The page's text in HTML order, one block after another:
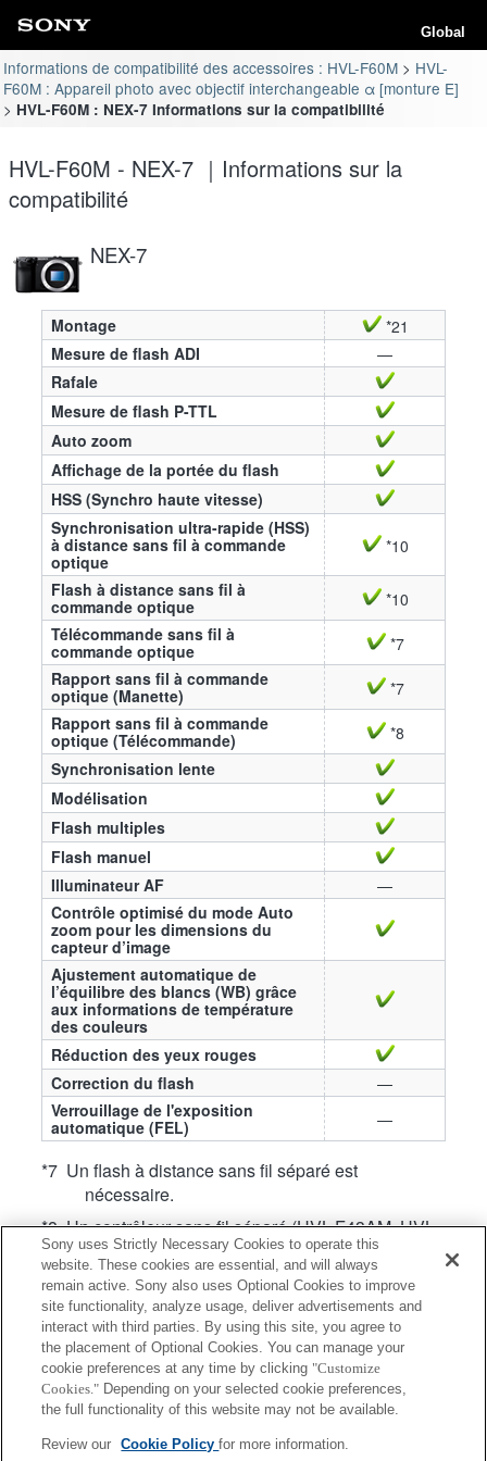
Global
Informations de compatibilité des accessoires : HVL-F60M
HVL-
F60M : Appareil photo avec objectif interchangeable α [monture E]
HVL-F60M : NEX-7 Informations sur la compatibilité
HVL-F60M - NEX-7 ｜Informations sur la
compatibilité
NEX-7
Montage
*21
Mesure de flash ADI
—
Rafale
Mesure de flash P-TTL
Auto zoom
Affichage de la portée du flash
HSS (Synchro haute vitesse)
Synchronisation ultra-rapide (HSS)
à distance sans fil à commande
optique
*10
Flash à distance sans fil à
commande optique
*10
Télécommande sans fil à
commande optique
*7
Rapport sans fil à commande
optique (Manette)
*7
Rapport sans fil à commande
optique (Télécommande)
*8
Synchronisation lente
Modélisation
Flash multiples
Flash manuel
Illuminateur AF
—
Contrôle optimisé du mode Auto
zoom pour les dimensions du
capteur d’image
Ajustement automatique de
l’équilibre des blancs (WB) grâce
aux informations de température
des couleurs
Réduction des yeux rouges
Correction du flash
—
Verrouillage de l'exposition
automatique (FEL)
—
*7 Un flash à distance sans fil séparé est
nécessaire.
*8 Un contrôleur sans fil séparé (HVL-F43AM, HVL-
F58AM, HVL-F60M ou HVL-F43M) est
nécessaire.
*10 Un contrôleur sans fil séparé (HVL-F20AM,
HVL-F43AM, HVL-F58AM, HVL-F60M, HVL-
F20M, HVL-F43M ou HVL-F32M) est
nécessaire.
*21 Pour fixer l'accessoire, l'adaptateur de
conversion fourni avec l'accessoire ou une
Sony uses Strictly Necessary Cookies to operate this
website. These cookies are essential, and will always
remain active. Sony also uses Optional Cookies to improve
site functionality, analyze usage, deliver advertisements and
interact with third parties. By using this site, you agree to
the placement of Optional Cookies. You can manage your
cookie preferences at any time by clicking "Customize
Cookies." Depending on your selected cookie preferences,
the full functionality of this website may not be available.
Review our Cookie Policyfor more information.